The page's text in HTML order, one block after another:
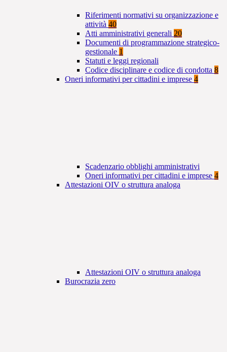
Riferimenti normativi su organizzazione e
attività 40
Atti amministrativi generali 20
Documenti di programmazione strategico-
gestionale 1
Statuti e leggi regionali
Codice disciplinare e codice di condotta 8
Oneri informativi per cittadini e imprese 4
Scadenzario obblighi amministrativi
Oneri informativi per cittadini e imprese 4
Attestazioni OIV o struttura analoga
Attestazioni OIV o struttura analoga
Burocrazia zero